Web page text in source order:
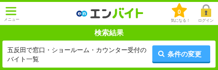
メニュー
0
気になる！ ログイン
検索結果
五反田で窓口・ショールーム・カウンター受付の
バイト一覧
条件の変更